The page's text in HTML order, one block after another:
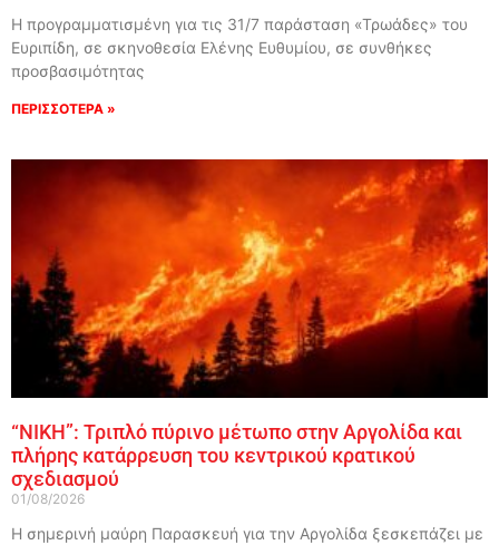
Η προγραμματισμένη για τις 31/7 παράσταση «Τρωάδες» του
Ευριπίδη, σε σκηνοθεσία Ελένης Ευθυμίου, σε συνθήκες
προσβασιμότητας
ΠΕΡΙΣΣΟΤΕΡΑ »
“ΝΙΚΗ”: Τριπλό πύρινο μέτωπο στην Αργολίδα και
πλήρης κατάρρευση του κεντρικού κρατικού
σχεδιασμού
01/08/2026
Η σημερινή μαύρη Παρασκευή για την Αργολίδα ξεσκεπάζει με